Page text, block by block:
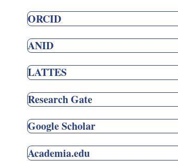
ORCID
ANID
LATTES
Research Gate
Google Scholar
Academia.edu